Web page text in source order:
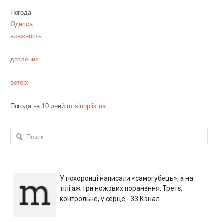
Погода
Одесса
влажность:
давление:
ветер:
Погода на 10 дней от sinoptik.ua
Найти:
У похоронці написали «самогубець», а на
тілі аж три ножових поранення. Третє,
контрольне, у серце - 33 Канал